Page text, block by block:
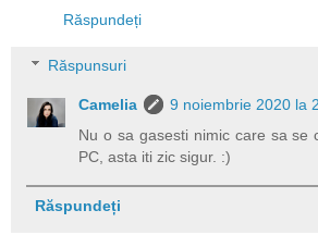
Răspundeți
Răspunsuri
Camelia
9 noiembrie 2020 la
Nu o sa gasesti nimic care sa se
PC, asta iti zic sigur. :)
Răspundeți